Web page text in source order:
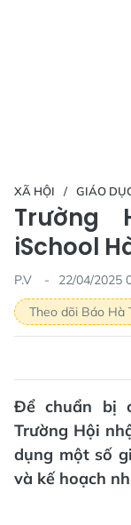
XÃ HỘI GIÁO
Trường
iSchool
P.V
22/04/2025
Theo dõi Báo Hà
Để chuẩn bị
Trường Hội
dụng một số
và kế hoạch